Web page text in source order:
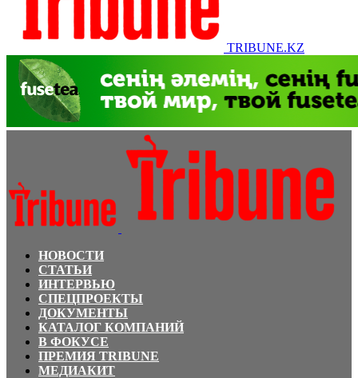
TRIBUNE.KZ
НОВОСТИ
СТАТЬИ
ИНТЕРВЬЮ
СПЕЦПРОЕКТЫ
ДОКУМЕНТЫ
КАТАЛОГ КОМПАНИЙ
В ФОКУСЕ
ПРЕМИЯ TRIBUNE
МЕДИАКИТ